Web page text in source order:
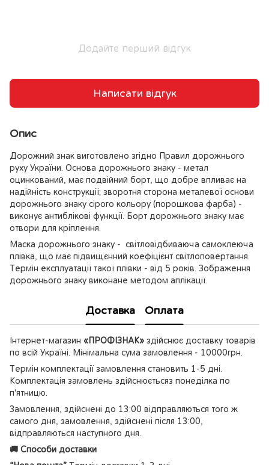
Додайте перший відгук
Написати відгук
Опис
Дорожний знак виготовлено згідно Правил дорожнього
руху України. Основа дорожнього знаку - метал
оцинкований, має подвійний борт, що добре впливає на
надійність конструкції; зворотня сторона металевої основи
дорожнього знаку сірого кольору (порошкова фарба) -
виконує антиблікові функції. Борт дорожнього знаку має
отвори для кріплення.
Маска дорожнього знаку - світловідбиваюча самоклеюча
плівка, що має підвищєнний коефіцієнт світлоповертання.
Термін експлуатації такої плівки - від 5 років. Зображення
дорожнього знаку виконане методом аплікації.
Доставка Оплата
Інтернет-магазин «ПРОФІЗНАК» здійснює доставку товарів
по всій Україні. Мінімальна сума замовлення - 10000грн.
Термін комплектації замовлення становить 1-5 дні.
Комплектація замовлень здійснюєтьсяз понеділка по
п'ятницю.
Замовлення, здійснені до 13:00 відправляються того ж
самого дня, замовлення, здійснені після 13:00,
відправляються наступного дня.
🚚 Способи доставки